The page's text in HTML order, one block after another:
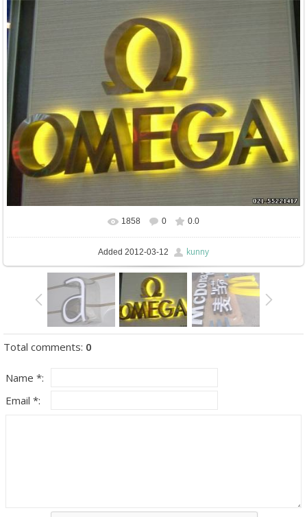
In real size 574x404 / 55.5Kb
1858 0 0.0
Added 2012-03-12 kunny
Total comments: 0
Name *:
Email *: